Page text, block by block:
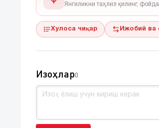
Янгиликни таҳлил қилинг,
Хулоса чиқар Ижобий ва
Изоҳлар0